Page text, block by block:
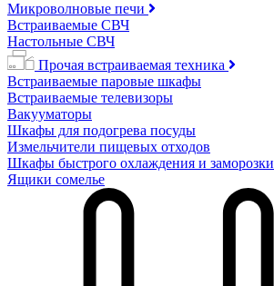
Микроволновые печи
Встраиваемые СВЧ
Настольные СВЧ
Прочая встраиваемая техника
Встраиваемые паровые шкафы
Встраиваемые телевизоры
Вакууматоры
Шкафы для подогрева посуды
Измельчители пищевых отходов
Шкафы быстрого охлаждения и заморозки
Ящики сомелье